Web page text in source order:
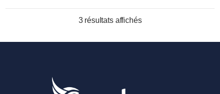
3 résultats affichés